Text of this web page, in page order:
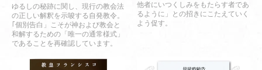
ゆるしの秘跡に関し、現行の教会法
の正しい解釈を示唆する自発教令。
｢個別告白」こそが神および教会と
和解するための「唯一の通常様式」
であることを再確認しています。
他者にいつくしみをもたらす者であ
るように」との招きにこたえていく
よう促す。